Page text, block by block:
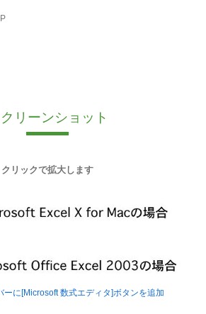
リーンショット
クリックで拡大します
ーに[Microsoft 数式エディタ]ボタンを追加